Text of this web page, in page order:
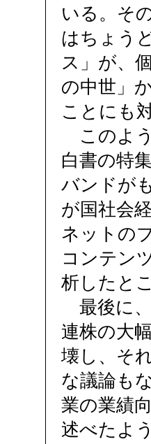
いる。そ
はちょう
ス」が、
の中世」
ことにも
このよ
白書の特
バンドが
が国社会
ネットの
コンテン
析したと
最後に
連株の大
壊し、そ
な議論も
業の業績
述べたよ